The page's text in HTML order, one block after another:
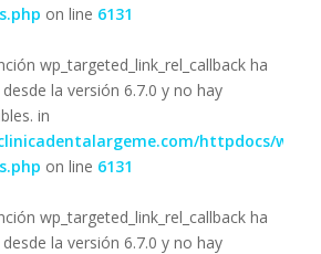
on line 6131
wp_targeted_link_rel_callback ha
desde la versión 6.7.0 y no hay
in
httpdocs/wp-
on line 6131
wp_targeted_link_rel_callback ha
desde la versión 6.7.0 y no hay